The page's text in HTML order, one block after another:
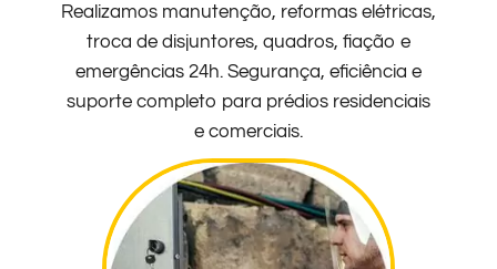
Realizamos manutenção, reformas elétricas,
troca de disjuntores, quadros, fiação e
emergências 24h. Segurança, eficiência e
suporte completo para prédios residenciais
e comerciais.